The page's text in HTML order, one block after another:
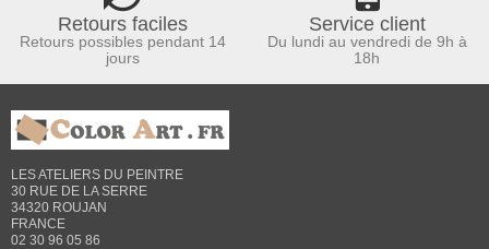
Retours faciles
Retours possibles pendant 14
jours
Service client
Du lundi au vendredi de 9h à
18h
LES ATELIERS DU PEINTRE
30 RUE DE LA SERRE
34320 ROUJAN
FRANCE
02 30 96 05 86